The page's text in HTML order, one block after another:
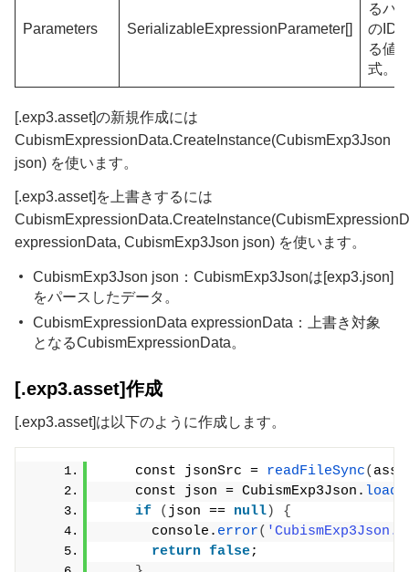
Parameters SerializableExpressionParameter[]
るパ
のID
る値
式。
[.exp3.asset]の新規作成には
CubismExpressionData.CreateInstance(CubismExp3Json
json) を使います。
[.exp3.asset]を上書きするには
expressionData, CubismExp3Json json) を使います。
CubismExp3Json json：CubismExp3Jsonは[exp3.json]
をパースしたデータ。
CubismExpressionData expressionData：上書き対象
となるCubismExpressionData。
[.exp3.asset]作成
[.exp3.asset]は以下のように作成します。
    const jsonSrc =
readFileSync(
    const json = CubismExp3Json.
if
( json == null)
{
      console.
error(
return false;